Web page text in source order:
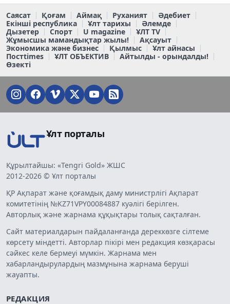
Саясат Қоғам Аймақ Руханият
Әдебиет
Екінші республика
Ұлт тарихы
Әлемде
Дызетер
Спорт U magazine
ҰЛТ TV
Жұмысшы мамандықтар жылы!
Ақсауыт
Экономика және бизнес
Қылмыс
Ұлт айнасы
Постtimes
ҰЛТ ОБЪЕКТИВ
Айтылды - орындалды!
Өзекті
Ұлт порталы
Құрылтайшы: «Tengri Gold» ЖШС
2012-2026 © Ұлт порталы
ҚР Ақпарат және қоғамдық даму министрлігі Ақпарат
комитетінің №KZ71VPY00084887 куәлігі берілген.
Авторлық және жарнама құқықтары толық сақталған.
Сайт материалдарын пайдаланғанда дереккөзге сілтеме
көрсету міндетті. Авторлар пікірі мен редакция көзқарасы
сәйкес келе бермеуі мүмкін. Жарнама мен
хабарландырулардың мазмұнына жарнама беруші
жауапты.
РЕДАКЦИЯ